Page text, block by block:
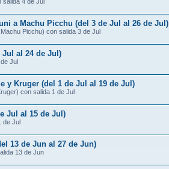
a Machu Picchu (del 3 de Jul al 26 de Jul)
Picchu) con salida 3 de Jul
Jul al 24 de Jul)
Jul
y Kruger (del 1 de Jul al 19 de Jul)
con salida 1 de Jul
Jul al 15 de Jul)
de Jul
13 de Jun al 27 de Jun)
13 de Jun